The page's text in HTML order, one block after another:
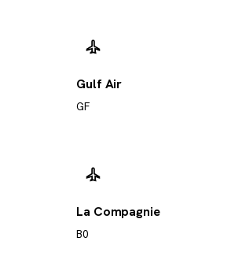
Gulf Air
GF
La Compagnie
B0